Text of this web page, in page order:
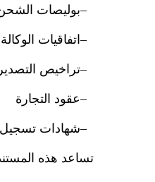
بوليصات
اتفاقيات
تراخيص
عقود التجارة
شهادات تسجيل
تساعد هذه